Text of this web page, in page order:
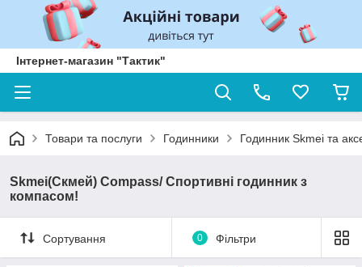
Інтернет-магазин "Тактик"
Товари та послуги Годинники Годинник Skmei та
Skmei(Скмей) Compass/ Спортивні годинник з
компасом!
Сортування 0 Фільтри